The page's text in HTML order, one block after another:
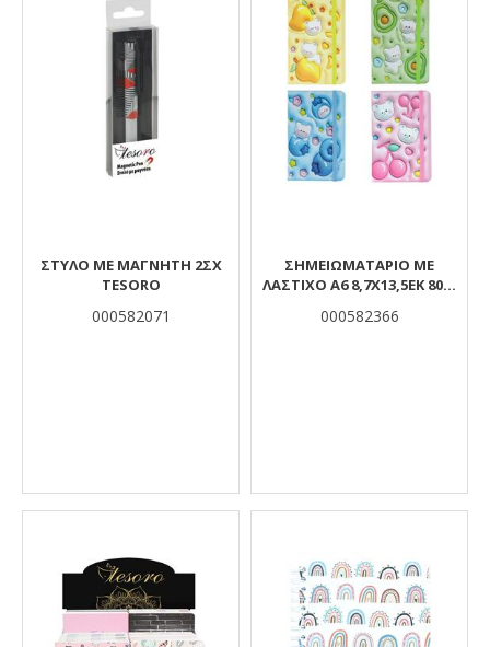
ΣΤΥΛΟ ΜΕ ΜΑΓΝΗΤΗ 2ΣΧ
TESORO
000582071
ΣΗΜΕΙΩΜΑΤΑΡΙΟ ΜΕ
ΛΑΣΤΙΧΟ Α6 8,7Χ13,5ΕΚ 80Φ
000582366